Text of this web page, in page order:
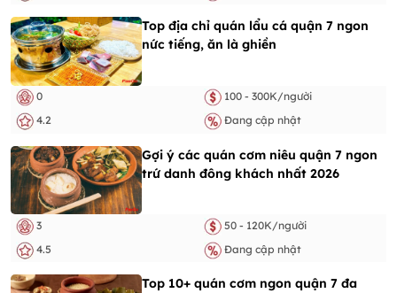
Top địa chỉ quán lẩu cá quận 7 ngon
nức tiếng, ăn là ghiền
0
100 - 300K/người
4.2
Đang cập nhật
Gợi ý các quán cơm niêu quận 7 ngon
trứ danh đông khách nhất 2026
3
50 - 120K/người
4.5
Đang cập nhật
Top 10+ quán cơm ngon quận 7 đa